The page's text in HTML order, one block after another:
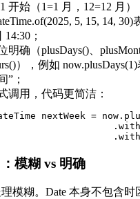
开始（1=1 月，12=12 月）
5, 15, 14, 30)
14:30；
明确（plusDays()、
），例如
”；
调用，代码更简洁：
nextWeek =
模糊 vs 明确
模糊。Date 本身不包含时